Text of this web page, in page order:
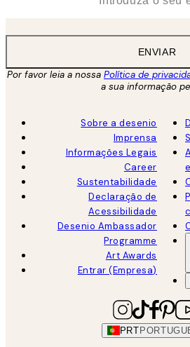
ENVIAR
Por favor leia a nossa Política de
a sua informação
Sobre a desenio
Imprensa
Informações Legais
Career
Sustentabilidade
Declaração de
Acessibilidade
Desenio Ambassador
Programme
Art Awards
Entrar (Empresa)
PRT